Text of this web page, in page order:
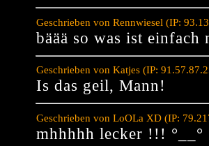
Geschrieben von Rennwiesel (IP:
bäää so was ist
Geschrieben von Katjes (IP:
Is das geil, Mann!
Geschrieben von LoOLa XD (IP:
mhhhhh lecker !!! °__°